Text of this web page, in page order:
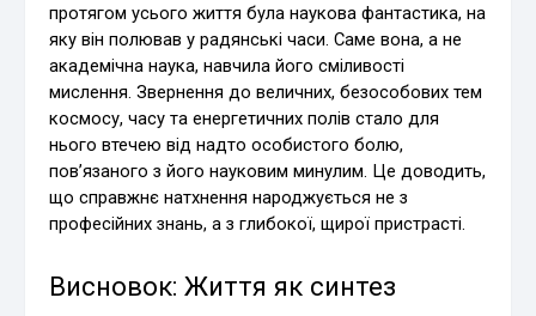
протягом усього життя була наукова фантастика, на
яку він полював у радянські часи. Саме вона, а не
академічна наука, навчила його сміливості
мислення. Звернення до величних, безособових тем
космосу, часу та енергетичних полів стало для
нього втечею від надто особистого болю,
пов’язаного з його науковим минулим. Це доводить,
що справжнє натхнення народжується не з
професійних знань, а з глибокої, щирої пристрасті.
Висновок: Життя як синтез